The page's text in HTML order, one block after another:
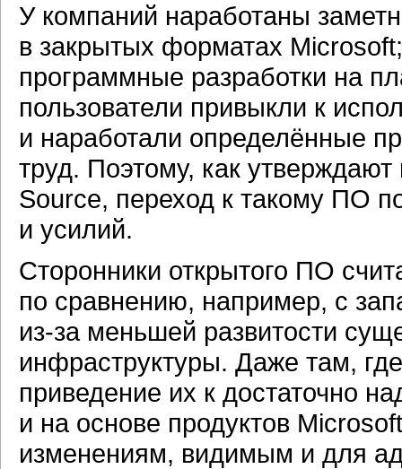
У компаний наработаны
в закрытых форматах
программные разработки на
пользователи привыкли к
и наработали определённые
труд. Поэтому, как
Source, переход к такому ПО
и усилий.
Сторонники открытого ПО
по сравнению, например, с
из-заменьшей развитости
инфраструктуры. Даже там,
приведение их к достаточно
и на основе продуктов
изменениям, видимым и для